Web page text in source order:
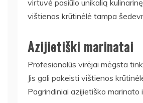
virtuvė pasiūlo unikalią
vištienos krūtinėlė tampa
Azijietiški marinatai
Profesionalūs virėjai mėgsta
Jis gali pakeisti vištienos
Pagrindiniai azijietiško marinato